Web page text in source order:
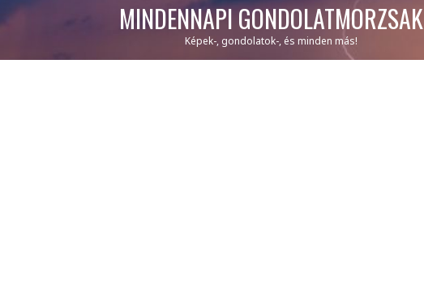
MINDENNAPI GONDOLATMORZSÁK
Képek-, gondolatok-, és minden más!